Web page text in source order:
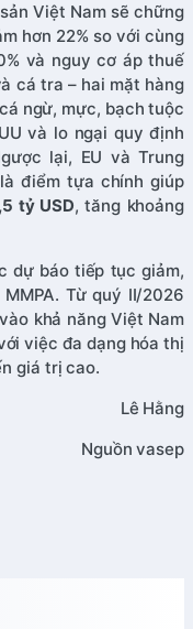
Việt Nam sẽ chững
hơn 22% so với cùng
và nguy cơ áp thuế
cá tra – hai mặt hàng
ngừ, mực, bạch tuộc
và lo ngại quy định
lại, EU và Trung
điểm tựa chính giúp
tỷ USD, tăng khoảng
dự báo tiếp tục giảm,
Từ quý II/2026
khả năng Việt Nam
việc đa dạng hóa thị
giá trị cao.
Lê Hằng
Nguồn vasep